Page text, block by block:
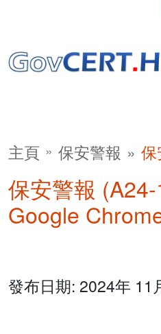
主頁 保安警報
保安警報
Google
發布日期: 2024年 11